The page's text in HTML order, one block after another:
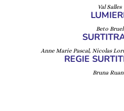
Val Salles
Beto Bruel
Anne Marie Pascal, Nicolas
REGIE
Bruna